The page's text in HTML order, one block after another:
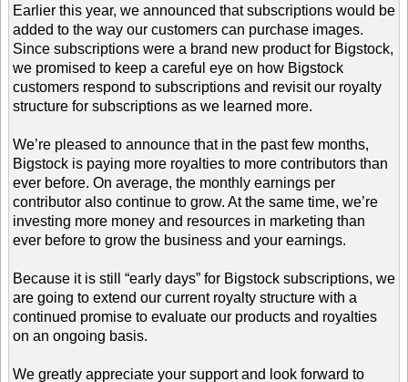
Earlier this year, we announced that subscriptions would be
added to the way our customers can purchase images.
Since subscriptions were a brand new product for Bigstock,
we promised to keep a careful eye on how Bigstock
customers respond to subscriptions and revisit our royalty
structure for subscriptions as we learned more.
We’re pleased to announce that in the past few months,
Bigstock is paying more royalties to more contributors than
ever before. On average, the monthly earnings per
contributor also continue to grow. At the same time, we’re
investing more money and resources in marketing than
ever before to grow the business and your earnings.
Because it is still “early days” for Bigstock subscriptions, we
are going to extend our current royalty structure with a
continued promise to evaluate our products and royalties
on an ongoing basis.
We greatly appreciate your support and look forward to